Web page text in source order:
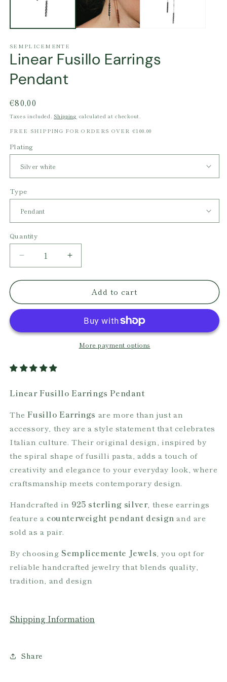
SEMPLICEMENTE
Linear Fusillo Earrings
Pendant
Regular
price
€80,00
Taxes included.Shipping calculated at checkout.
FREE SHIPPING FOR ORDERS OVER €100.00
Plating
Type
Quantity
Decrease
quantity
for
Fusillo
Increase
quantity
for
Linear
Fusillo
Pendant
Add to cart
More payment options
Linear Fusillo Earrings Pendant
TheFusillo Earrings are more than just an
accessory, they are a style statement that celebrates
Italian culture. Their original design, inspired by
the spiral shape of fusilli pasta, adds a touch of
creativity and elegance to your everyday look, where
craftsmanship meets contemporary design.
Handcrafted in 925 sterling silver, these earrings
feature a counterweight pendant design and are
sold as a pair.
By choosingSemplicemente Jewels , you opt for
reliable handcrafted jewelry that blends quality,
tradition, and design
Shipping Information
Share